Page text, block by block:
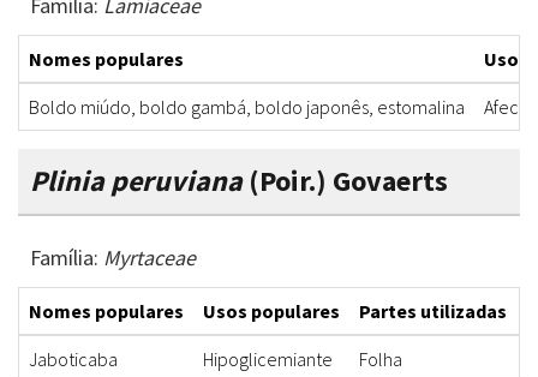
Família: Lamiaceae
Nomes populares
Usos
Boldo miúdo, boldo gambá, boldo japonês, estomalina
Plinia peruviana(Poir.) Govaerts
Família: Myrtaceae
Nomes populares Usos populares Partes utilizadas
Jaboticaba
Hipoglicemiante Folha